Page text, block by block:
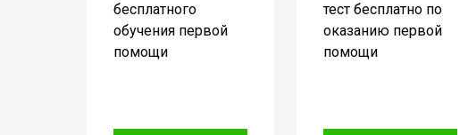
бесплатного
обучения первой
помощи
тест бесплатно по
оказанию первой
помощи